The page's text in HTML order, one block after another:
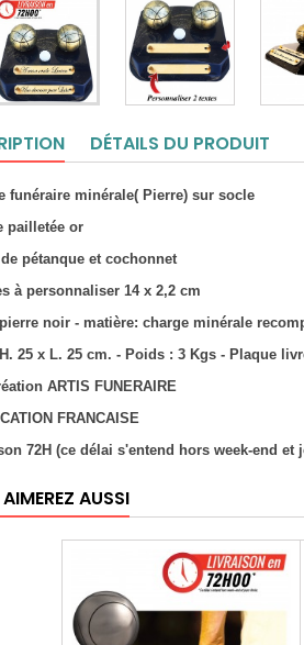
DÉTAILS DU PRODUIT
funéraire minérale( Pierre) sur socle
pailletée or
pétanque et cochonnet
à personnaliser 14 x 2,2 cm
noir - matière: charge minérale
25 x L. 25 cm. - Poids : 3 Kgs - Plaque
ARTIS FUNERAIRE
FRANCAISE
72H (ce délai s'entend hors week-end et
AUSSI